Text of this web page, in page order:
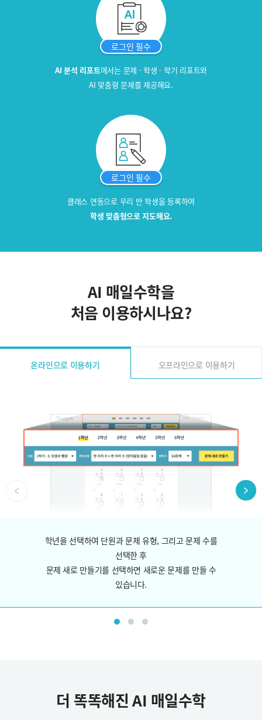
로그인 필수
AI 분석 리포트에서는 문제 · 학생 · 학기 리포트와
AI 맞춤형 문제를 제공해요.
로그인 필수
클래스 연동으로 우리 반 학생을 등록하여
학생 맞춤형으로 지도해요.
AI 매일수학을
처음 이용하시나요?
온라인으로 이용하기 오프라인으로 이용하기
학년을 선택하여 단원과 문제 유형, 그리고 문제 수를
선택한 후
문제 새로 만들기를 선택하면 새로운 문제를 만들 수
있습니다.
더 똑똑해진 AI 매일수학